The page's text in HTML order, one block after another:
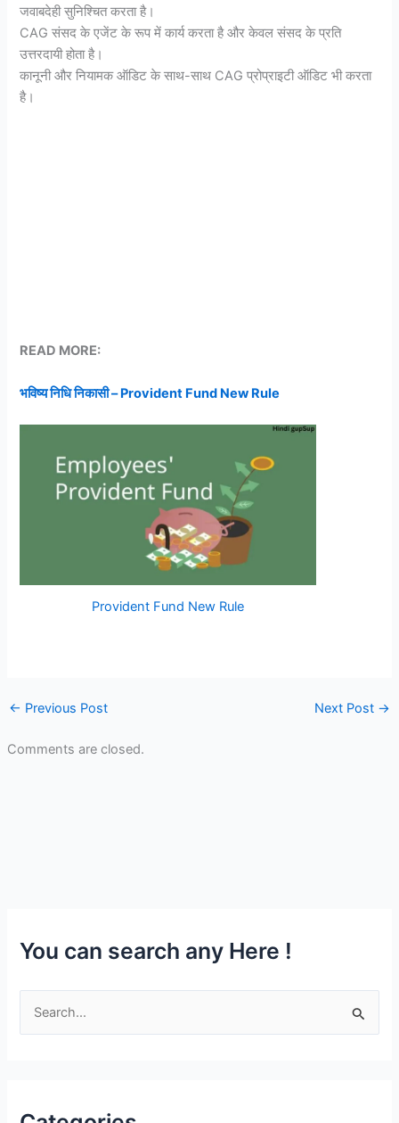
जवाबदेही सुनिश्चित करता है।
CAG संसद के एजेंट के रूप में कार्य करता है और केवल संसद के प्रति
उत्तरदायी होता है।
कानूनी और नियामक ऑडिट के साथ-साथ CAG प्रोप्राइटी ऑडिट भी करता
है।
READ MORE:
भविष्य निधि निकासी – Provident Fund New Rule
Provident Fund New Rule
← Previous Post Next Post →
Comments are closed.
You can search any Here !